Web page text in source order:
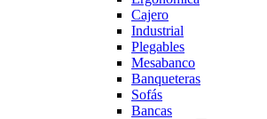
Cajero
Industrial
Plegables
Mesabanco
Banqueteras
Sofás
Bancas